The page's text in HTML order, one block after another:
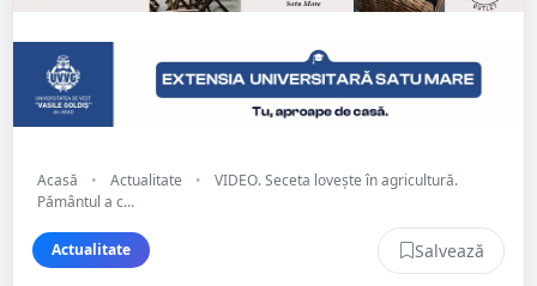
Acasă • Actualitate •
VIDEO. Seceta lovește în agricultură.
Pământul a c...
Actualitate Salvează